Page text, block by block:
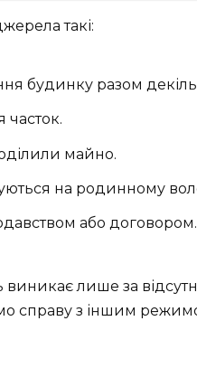
такі:
будинку разом
майно.
на родинному
або договором.
виникає лише за
справу з іншим